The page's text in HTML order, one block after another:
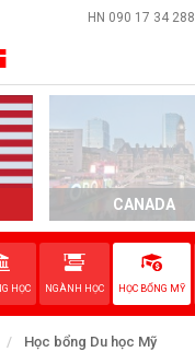
HN 090 17 34 288
CANADA
HỌC NGÀNH HỌC HỌC BỔNG MỸ
Học bổng Du học Mỹ